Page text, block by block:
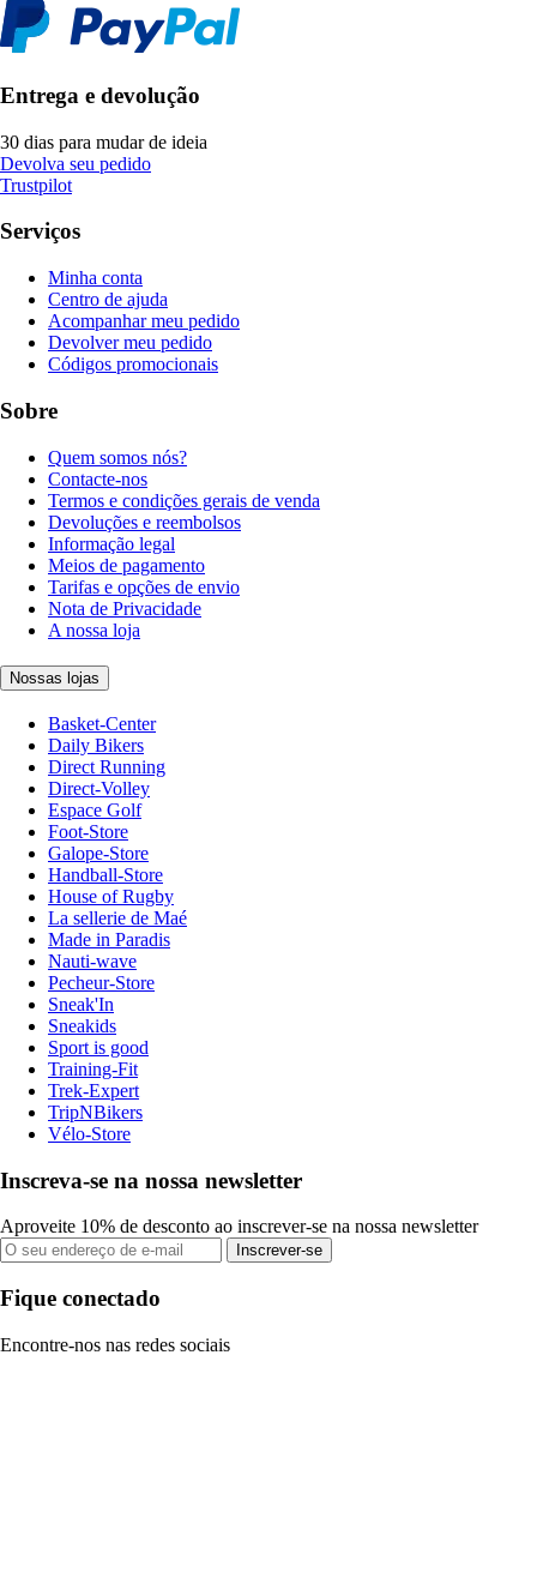
Entrega e devolução
30 dias para mudar de ideia
Devolva seu pedido
Trustpilot
Serviços
Minha conta
Centro de ajuda
Acompanhar meu pedido
Devolver meu pedido
Códigos promocionais
Sobre
Quem somos nós?
Contacte-nos
Termos e condições gerais de venda
Devoluções e reembolsos
Informação legal
Meios de pagamento
Tarifas e opções de envio
Nota de Privacidade
A nossa loja
Nossas lojas
Basket-Center
Daily Bikers
Direct Running
Direct-Volley
Espace Golf
Foot-Store
Galope-Store
Handball-Store
House of Rugby
La sellerie de Maé
Made in Paradis
Nauti-wave
Pecheur-Store
Sneak'In
Sneakids
Sport is good
Training-Fit
Trek-Expert
TripNBikers
Vélo-Store
Inscreva-se na nossa newsletter
Aproveite 10% de desconto ao inscrever-se na nossa newsletter
Inscrever-se
Fique conectado
Encontre-nos nas redes sociais